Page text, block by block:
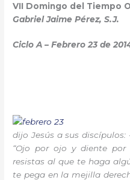
VII Domingo del Tiempo
Gabriel Jaime Pérez, S.J.
Ciclo A – Febrero 23 de
dijo Jesús a sus
“Ojo por ojo y diente por
resistas al que te haga
te pega en la mejilla